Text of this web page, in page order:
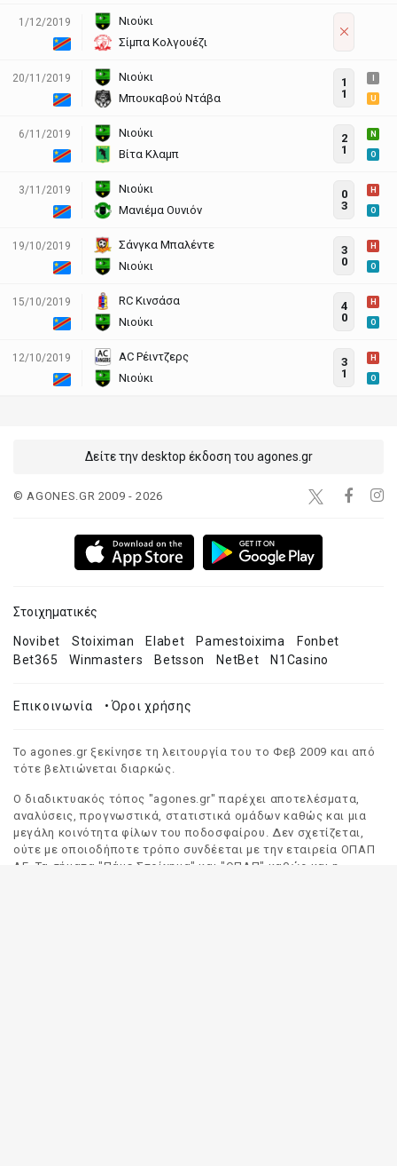
1/12/2019
Νιούκι
Σίμπα Κολγουέζι
20/11/2019
Νιούκι
Μπουκαβού Ντάβα
1
1
U
6/11/2019
Νιούκι
Βίτα Κλαμπ
2
1
N
O
3/11/2019
Νιούκι
Μανιέμα Ουνιόν
0
3
H
O
19/10/2019
Σάνγκα Μπαλέντε
Νιούκι
3
0
H
O
15/10/2019
RC Κινσάσα
Νιούκι
4
0
H
O
12/10/2019
AC Ρέιντζερς
Νιούκι
3
1
H
O
Δείτε την desktop έκδοση του agones.gr
© AGONES.GR 2009 - 2026
Στοιχηματικές
Novibet Stoiximan Elabet Pamestoixima
Fonbet
Bet365
Winmasters Betsson NetBet N1Casino
Επικοινωνία •Όροι χρήσης
Το agones.gr ξεκίνησε τη λειτουργία του το Φεβ 2009 και από
τότε βελτιώνεται διαρκώς.
Ο διαδικτυακός τόπος "agones.gr" παρέχει αποτελέσματα,
αναλύσεις, προγνωστικά, στατιστικά ομάδων καθώς και μια
μεγάλη κοινότητα φίλων του ποδοσφαίρου. Δεν σχετίζεται,
ούτε με οποιοδήποτε τρόπο συνδέεται με την εταιρεία ΟΠΑΠ
ΑΕ. Τα σήματα "Πάμε Στοίχημα" και "ΟΠΑΠ" καθώς και η